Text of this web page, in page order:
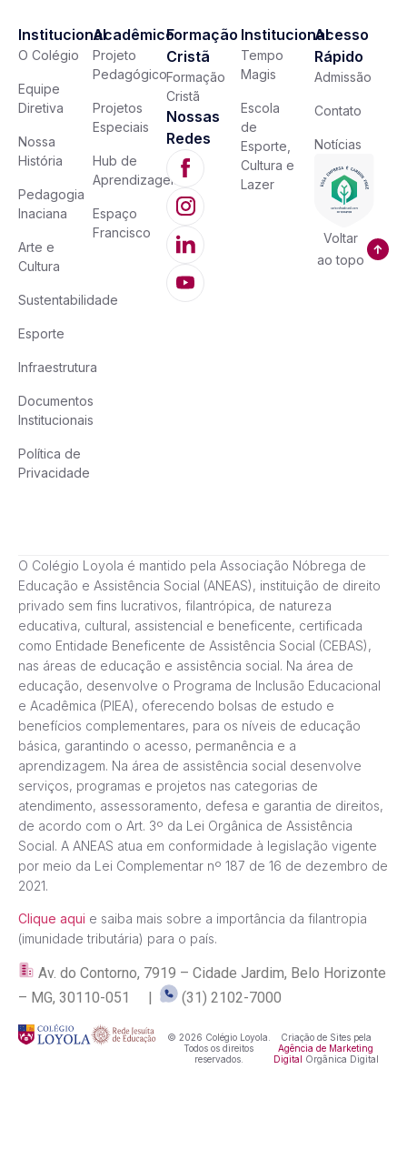
Institucional
O Colégio
Equipe
Diretiva
Nossa
História
Pedagogia
Inaciana
Arte e
Cultura
Sustentabilidade
Esporte
Infraestrutura
Documentos
Institucionais
Política de
Privacidade
Acadêmico
Projeto
Pedagógico
Projetos
Especiais
Hub de
Aprendizagem
Espaço
Francisco
Formação
Cristã
Formação
Cristã
Nossas
Redes
Institucional
Tempo
Magis
Escola
de
Esporte,
Cultura e
Lazer
Acesso
Rápido
Admissão
Contato
Notícias
Voltar
ao topo
O Colégio Loyola é mantido pela Associação Nóbrega de
Educação e Assistência Social (ANEAS), instituição de direito
privado sem fins lucrativos, filantrópica, de natureza
educativa, cultural, assistencial e beneficente, certificada
como Entidade Beneficente de Assistência Social (CEBAS),
nas áreas de educação e assistência social. Na área de
educação, desenvolve o Programa de Inclusão Educacional
e Acadêmica (PIEA), oferecendo bolsas de estudo e
benefícios complementares, para os níveis de educação
básica, garantindo o acesso, permanência e a
aprendizagem. Na área de assistência social desenvolve
serviços, programas e projetos nas categorias de
atendimento, assessoramento, defesa e garantia de direitos,
de acordo com o Art. 3º da Lei Orgânica de Assistência
Social. A ANEAS atua em conformidade à legislação vigente
por meio da Lei Complementar nº 187 de 16 de dezembro de
2021.
Clique aqui e saiba mais sobre a importância da filantropia
(imunidade tributária) para o país.
Av. do Contorno, 7919 – Cidade Jardim, Belo Horizonte
– MG, 30110-051 |
(31) 2102-7000
© 2026 Colégio Loyola.
Todos os direitos
reservados.
Criação de Sites pela
Agência de Marketing
Digital Orgânica Digital